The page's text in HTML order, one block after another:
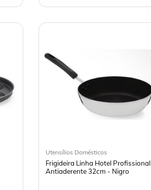
Utensílios Domésticos
Frigideira Linha Hotel Profissional
Antiaderente 32cm - Nigro